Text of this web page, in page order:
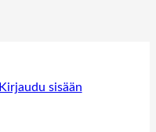
Kirjaudu sisään